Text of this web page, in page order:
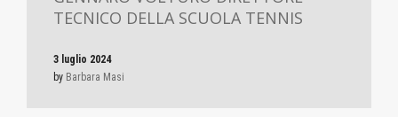
TECNICO DELLA SCUOLA TENNIS
3 luglio 2024
by Barbara Masi